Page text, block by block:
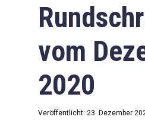
vom
2020
Veröffentlicht: 23. Dezember